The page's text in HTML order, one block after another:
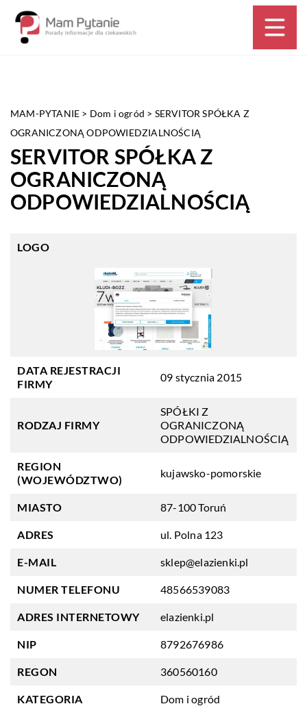
MAM-PYTANIE > Dom i ogród > SERVITOR SPÓŁKA Z
OGRANICZONĄ ODPOWIEDZIALNOŚCIĄ
SERVITOR SPÓŁKA Z
OGRANICZONĄ
ODPOWIEDZIALNOŚCIĄ
LOGO
DATA REJESTRACJI
FIRMY
09 stycznia 2015
RODZAJ FIRMY
SPÓŁKI Z
OGRANICZONĄ
ODPOWIEDZIALNOŚCIĄ
REGION
(WOJEWÓDZTWO)
kujawsko-pomorskie
MIASTO 87-100 Toruń
ADRES ul. Polna 123
E-MAIL sklep@elazienki.pl
NUMER TELEFONU 48566539083
ADRES INTERNETOWY elazienki.pl
NIP 8792676986
REGON 360560160
KATEGORIA Dom i ogród